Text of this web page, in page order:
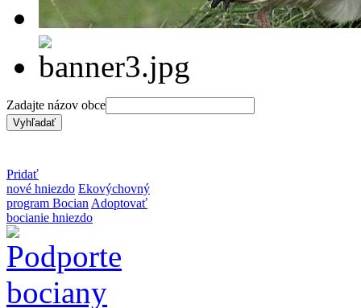
Zadajte názov obce
Pridať
nové hniezdo Ekovýchovný
program Bocian Adoptovať
bocianie hniezdo